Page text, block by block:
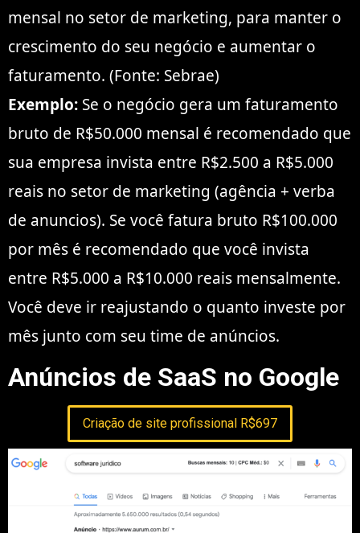
mensal no setor de marketing, para manter o
crescimento do seu negócio e aumentar o
faturamento. (Fonte: Sebrae)
Exemplo: Se o negócio gera um faturamento
bruto de R$50.000 mensal é recomendado que
sua empresa invista entre R$2.500 a R$5.000
reais no setor de marketing (agência + verba
de anuncios). Se você fatura bruto R$100.000
por mês é recomendado que você invista
entre R$5.000 a R$10.000 reais mensalmente.
Você deve ir reajustando o quanto investe por
mês junto com seu time de anúncios.
Anúncios de SaaS no Google
Criação de site profissional R$697